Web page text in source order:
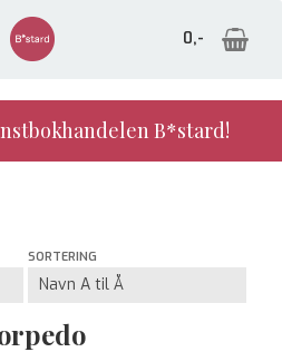
0,-
B*stard!
SORTERING